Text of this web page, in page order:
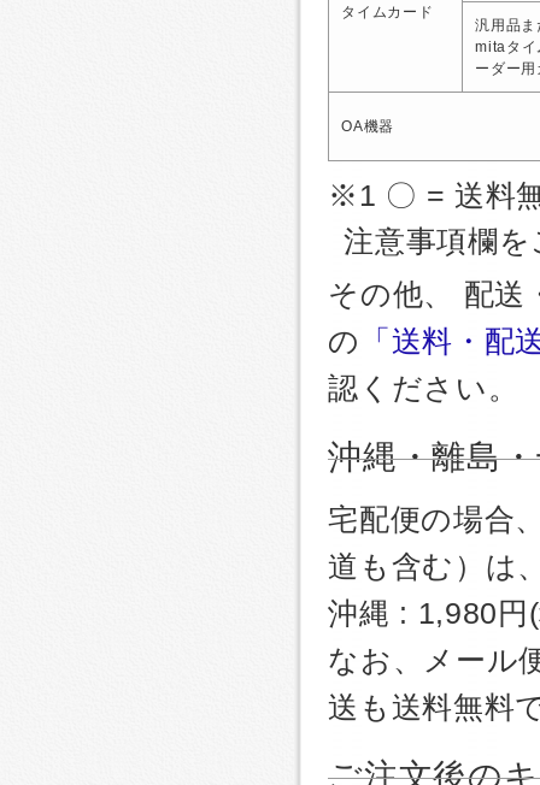
タイムカード
汎用品ま
mitaタイ
ーダー
OA機器
※1 〇 = 送料
注意事項欄
その他、 配送
の
「送料・配
認ください。
沖縄・離島
宅配便の場合
道も含む）は
沖縄 : 1,980円
なお、メール
送も送料無料
ご注文後の